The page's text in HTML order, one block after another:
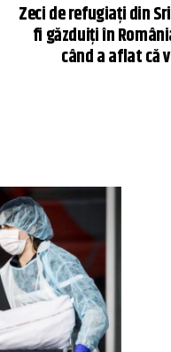
Zeci de refugiați din
fi găzduiți în
când a aflat că